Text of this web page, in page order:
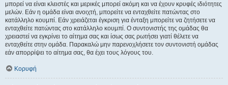
μπορεί να είναι κλειστές και μερικές μπορεί ακόμη και να έχουν κρυφές ιδιότητες
μελών. Εάν η ομάδα είναι ανοιχτή, μπορείτε να ενταχθείτε πατώντας στο
κατάλληλο κουμπί. Εάν χρειάζεται έγκριση για ένταξη μπορείτε να ζητήσετε να
ενταχθείτε πατώντας στο κατάλληλο κουμπί. Ο συντονιστής της ομάδας θα
χρειαστεί να εγκρίνει το αίτημα σας και ίσως σας ρωτήσει γιατί θέλετε να
ενταχθείτε στην ομάδα. Παρακαλώ μην παρενοχλήσετε τον συντονιστή ομάδας
εάν απορρίψει το αίτημα σας, θα έχει τους λόγους του.
Κορυφή